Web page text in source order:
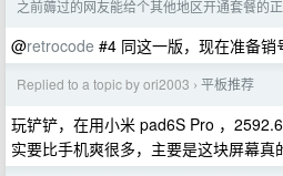
之前薅过的网友能给个其他地区开通套餐的
@retrocode #4 同这一版，现在准备销
Replied to a topic by ori2003 › 平板推荐
玩铲铲，在用小米 pad6S Pro ，
实要比手机爽很多，主要是这块屏幕真